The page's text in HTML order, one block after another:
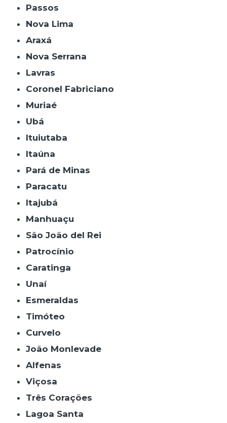
Passos
Nova Lima
Araxá
Nova Serrana
Lavras
Coronel Fabriciano
Muriaé
Ubá
Ituiutaba
Itaúna
Pará de Minas
Paracatu
Itajubá
Manhuaçu
São João del Rei
Patrocínio
Caratinga
Unaí
Esmeraldas
Timóteo
Curvelo
João Monlevade
Alfenas
Viçosa
Três Corações
Lagoa Santa